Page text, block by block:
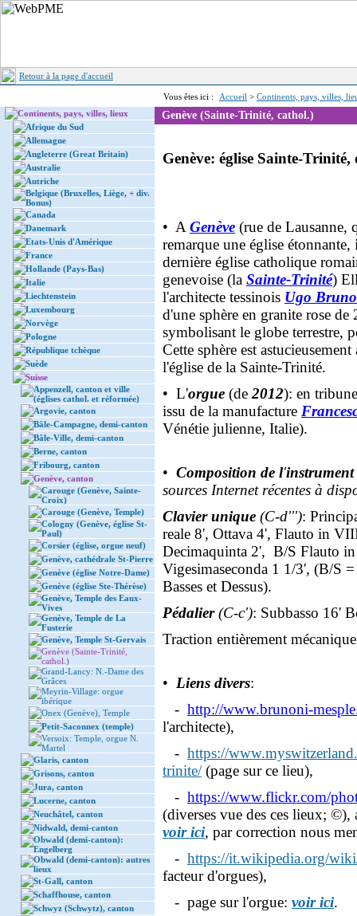
Retour à la page d'accueil
Vous êtes ici : Accueil > Continents, pays, villes,
Continents, pays, villes, lieux
Afrique du Sud
Allemagne
Angleterre (Great Britain)
Australie
Autriche
Belgique (Bruxelles, Liège, + div.
Bonus)
Canada
Danemark
Etats-Unis d'Amérique
France
Hollande (Pays-Bas)
Italie
Liechtenstein
Luxembourg
Norvège
Pologne
République tchèque
Suède
Suisse
Appenzell, canton et ville
(églises cathol. et réformée)
Argovie, canton
Bâle-Campagne, demi-canton
Bâle-Ville, demi-canton
Berne, canton
Fribourg, canton
Genève, canton
Carouge (Genève, Sainte-
Croix)
Carouge (Genève, Temple)
Cologny (Genève, église St-
Paul)
Corsier (église, orgue neuf)
Genève, cathédrale St-Pierre
Genève (église Notre-Dame)
Genève (église Ste-Thérèse)
Genève, Temple des Eaux-
Vives
Genève, Temple de La
Fusterie
Genève, Temple St-Gervais
Genève (Sainte-Trinité,
cathol.)
Grand-Lancy: N.-Dame des
Grâces
Meyrin-Village: orgue
ibérique
Onex (Genève), Temple
Petit-Saconnex (temple)
Versoix: Temple, orgue N.
Martel
Glaris, canton
Grisons, canton
Jura, canton
Lucerne, canton
Neuchâtel, canton
Nidwald, demi-canton
Obwald (demi-canton):
Engelberg
Obwald (demi-canton): autres
lieux
St-Gall, canton
Schaffhouse, canton
Schwyz (Schwytz), canton
Genève (Sainte-Trinité, cathol.)
Genève: église Sainte-
• A Genève (rue de Lausanne,
remarque une église
dernière église catholique
genevoise (la Sainte-Trinité)
l'architecte tessinois Ugo
d'une sphère en granite rose de
symbolisant le globe terrestre,
Cette sphère est
l'église de la Sainte-Trinité.
• L'orgue (de 2012): en
issu de la manufacture
Vénétie julienne, Italie).
• Composition de l'
sources Internet récentes à
Clavier unique (C-d'''):
reale 8', Ottava 4', Flauto in
Decimaquinta 2', B/S Flauto
Vigesimaseconda 1 1/3', (B/S =
Basses et Dessus).
Pédalier (C-c'): Subbasso 16'
Traction entièrement
• Liens divers:
- http://www.brunoni-
l'architecte),
- https://
trinite/(page sur ce lieu),
- https://www.flickr.com/
(diverses vue des ces lieux;
voir ici, par correction nous
- https://it.wikipedia.org/
facteur d'orgues),
- page sur l'orgue: voir ici.